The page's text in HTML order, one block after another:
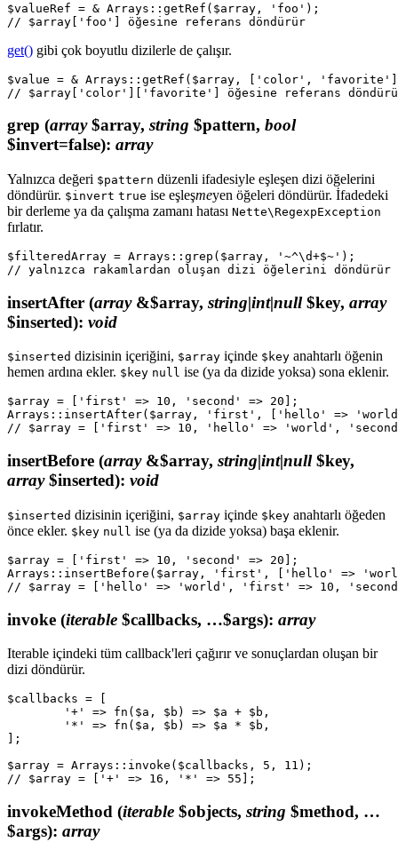
$valueRef = & Arrays::getRef($array, 'foo');
get() gibi çok boyutlu dizilerle de çalışır.
$value = & Arrays::getRef($array, ['color',
grep (array$array, string $pattern, bool
$invert=false): array
Yalnızca değeri $pattern düzenli ifadesiyle eşleşen dizi öğelerini
döndürür. $invert true ise eşleşmeyen öğeleri döndürür. İfadedeki
bir derleme ya da çalışma zamanı hatası Nette\RegexpException
fırlatır.
$filteredArray = Arrays::grep($array, '~^\d+$~');
insertAfter (array&$array, string|int|null$key, array
$inserted): void
$inserted dizisinin içeriğini, $array içinde $key anahtarlı öğenin
hemen ardına ekler. $key null ise (ya da dizide yoksa) sona eklenir.
$array = ['first' => 10, 'second' => 20];
Arrays::insertAfter($array, 'first', ['hello' =>
insertBefore (array&$array, string|int|null$key,
array$inserted): void
$inserted dizisinin içeriğini, $array içinde $key anahtarlı öğeden
önce ekler. $key null ise (ya da dizide yoksa) başa eklenir.
$array = ['first' => 10, 'second' => 20];
Arrays::insertBefore($array, 'first', ['hello' =>
invoke (iterable $callbacks, …$args): array
Iterable içindeki tüm callback'leri çağırır ve sonuçlardan oluşan bir
dizi döndürür.
$callbacks = [
];
$array = Arrays::invoke($callbacks, 5, 11);
invokeMethod (iterable $objects, string $method, …
$args): array